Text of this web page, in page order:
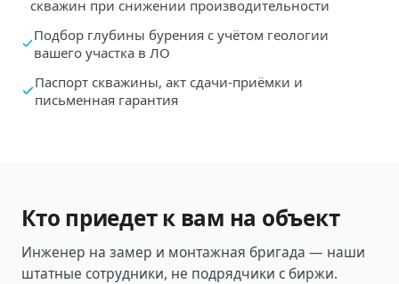
скважин при снижении производительности
Подбор глубины бурения с учётом геологии
вашего участка в ЛО
Паспорт скважины, акт сдачи-приёмки и
письменная гарантия
Кто приедет к вам на объект
Инженер на замер и монтажная бригада — наши
штатные сотрудники, не подрядчики с биржи.